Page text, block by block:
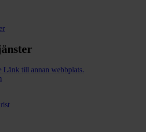
Länk till annan webbplats.